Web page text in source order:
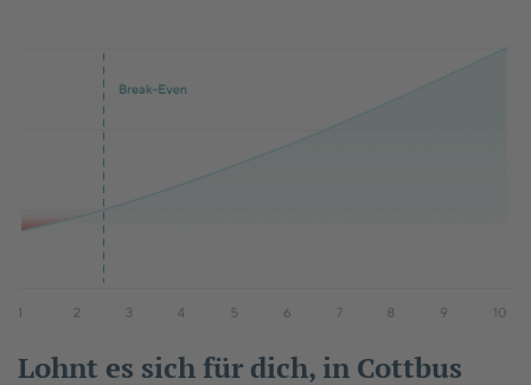
Lohnt es sich für dich, in Cottbus